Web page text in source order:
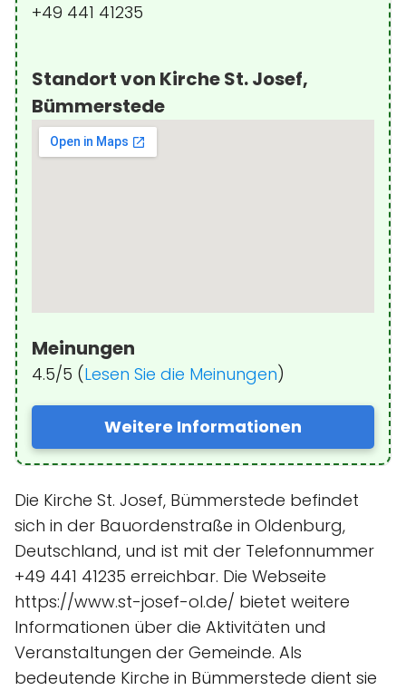
+49 441 41235
Standort von Kirche St. Josef,
Bümmerstede
Meinungen
4.5/5 (Lesen Sie die Meinungen)
Weitere Informationen
Die Kirche St. Josef, Bümmerstede befindet
sich in der Bauordenstraße in Oldenburg,
Deutschland, und ist mit der Telefonnummer
+49 441 41235 erreichbar. Die Webseite
https://www.st-josef-ol.de/ bietet weitere
Informationen über die Aktivitäten und
Veranstaltungen der Gemeinde. Als
bedeutende Kirche in Bümmerstede dient sie